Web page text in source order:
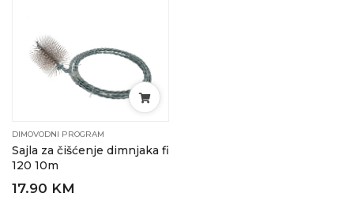
DIMOVODNI PROGRAM
Sajla za čišćenje dimnjaka fi
120 10m
17.90 KM